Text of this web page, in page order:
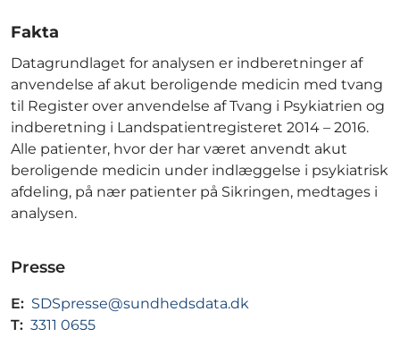
Fakta
Datagrundlaget for analysen er indberetninger af
anvendelse af akut beroligende medicin med tvang
til Register over anvendelse af Tvang i Psykiatrien og
indberetning i Landspatientregisteret 2014 – 2016.
Alle patienter, hvor der har været anvendt akut
beroligende medicin under indlæggelse i psykiatrisk
afdeling, på nær patienter på Sikringen, medtages i
analysen.
Presse
E: SDSpresse@sundhedsdata.dk
T: 3311 0655